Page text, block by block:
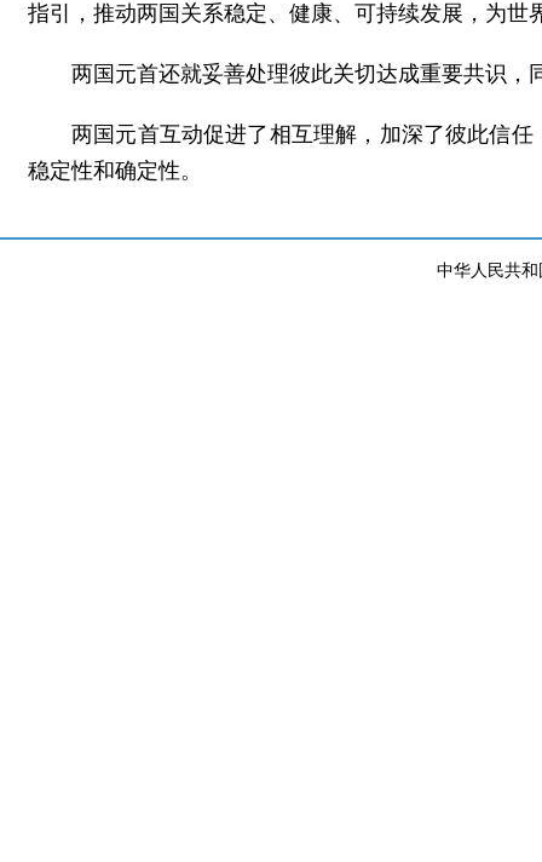
指引，推动两国关系稳定、健康、可持续发展，为世
两国元首还就妥善处理彼此关切达成重要共识，
两国元首互动促进了相互理解，加深了彼此信
稳定性和确定性。
中华人民共